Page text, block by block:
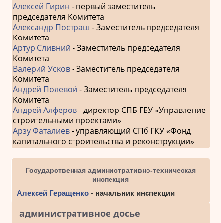
Алексей Гирин - первый заместитель
председателя Комитета
Александр Постраш - Заместитель председателя
Комитета
Артур Сливний - Заместитель председателя
Комитета
Валерий Усков- Заместитель председателя
Комитета
Андрей Полевой - Заместитель председателя
Комитета
Андрей Алферов- директор СПБ ГБУ «Управление
строительными проектами»
Арзу Фаталиев- управляющий СПб ГКУ «Фонд
капитального строительства и реконструкции»
Государственная административно-техническая
инспекция
Алексей Геращенко- начальник инспекции
административное досье